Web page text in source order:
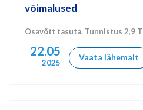
võimalused
Osavõtt tasuta. Tunnistus 2,9
22.05
2025
Vaata lähemalt